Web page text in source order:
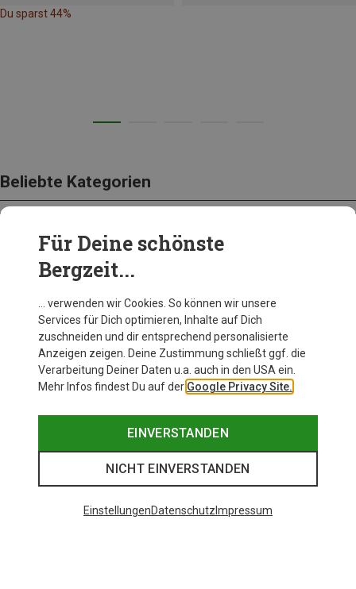
Du sparst 44%
Beliebte Kategorien
BEKLEIDUNG
Für Deine schönste
Bergzeit...
… verwenden wir Cookies. So können wir unsere
Services für Dich optimieren, Inhalte auf Dich
zuschneiden und dir entsprechend personalisierte
Anzeigen zeigen. Deine Zustimmung schließt ggf. die
Verarbeitung Deiner Daten u.a. auch in den USA ein.
Mehr Infos findest Du auf der Google Privacy Site.
EINVERSTANDEN
NICHT EINVERSTANDEN
EinstellungenDatenschutz Impressum